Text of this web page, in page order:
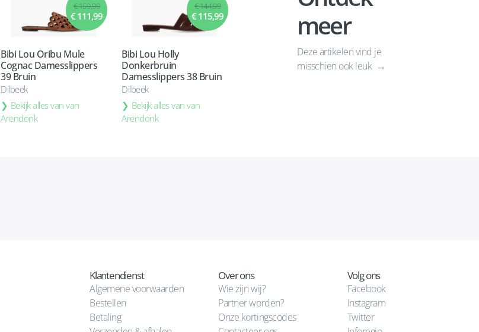
€ 159,99
€ 111,99
Bibi Lou Oribu Mule
Cognac Damesslippers
39 Bruin
Dilbeek
Bekijk alles van van
Arendonk
€ 144,99
€ 115,99
Bibi Lou Holly
Donkerbruin
Damesslippers 38 Bruin
Dilbeek
Bekijk alles van van
Arendonk
meer
Deze artikelen vind je
misschien ook leuk
Klantendienst
Algemene voorwaarden
Bestellen
Betaling
Over ons
Wie zijn wij?
Partner worden?
Onze kortingscodes
Volg ons
Facebook
Instagram
Twitter